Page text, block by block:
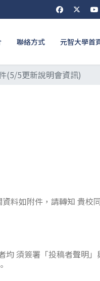
聯絡方式 元智大學首
(5/5更新說明會資訊)
料如附件，請轉知 貴校
均 須簽署「投稿者聲明」